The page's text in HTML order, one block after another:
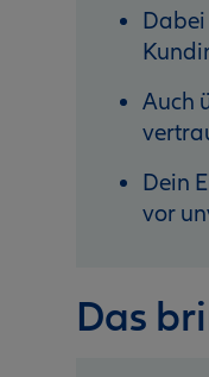
Dabei
Auch
Dein
vor
Das